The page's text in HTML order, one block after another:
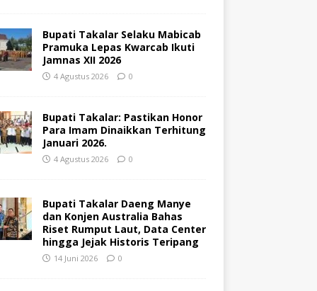
Bupati Takalar Selaku Mabicab
Pramuka Lepas Kwarcab Ikuti
Jamnas XII 2026
4 Agustus 2026 0
Bupati Takalar: Pastikan Honor
Para Imam Dinaikkan Terhitung
Januari 2026.
4 Agustus 2026 0
Bupati Takalar Daeng Manye
dan Konjen Australia Bahas
Riset Rumput Laut, Data Center
hingga Jejak Historis Teripang
14 Juni 2026 0